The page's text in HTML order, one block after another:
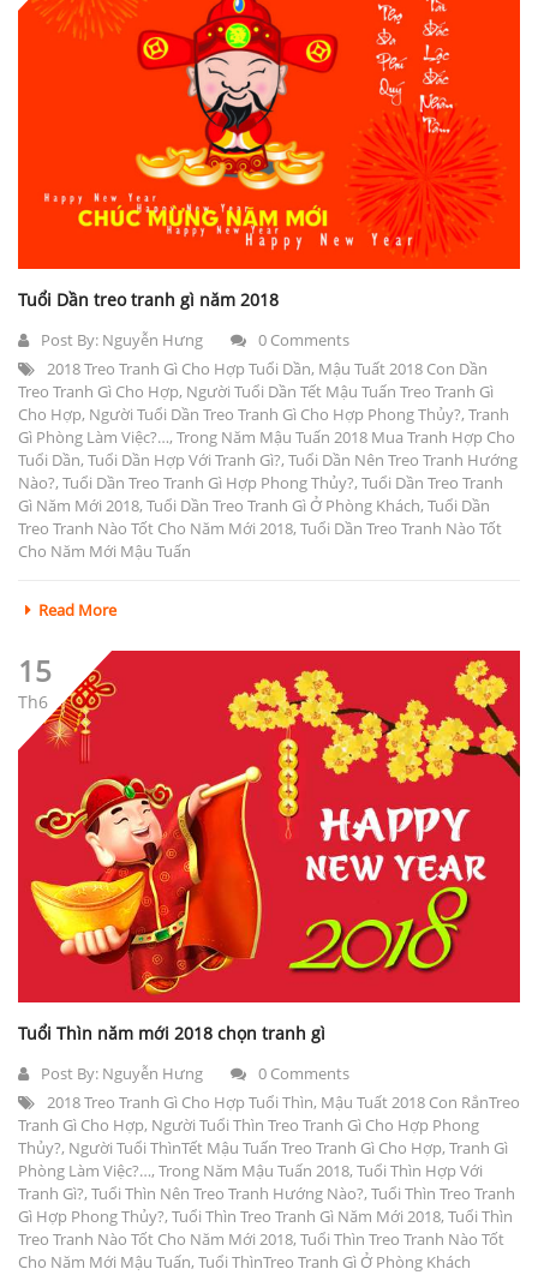
Tuổi Dần treo tranh gì năm 2018
Post By: Nguyễn Hưng
0 Comments
2018 Treo Tranh Gì Cho Hợp Tuổi Dần, Mậu Tuất 2018 Con Dần
Treo Tranh Gì Cho Hợp, Người Tuổi Dần Tết Mậu Tuấn Treo Tranh Gì
Cho Hợp, Người Tuổi Dần Treo Tranh Gì Cho Hợp Phong Thủy?, Tranh
Gì Phòng Làm Việc?…, Trong Năm Mậu Tuấn 2018 Mua Tranh Hợp Cho
Tuổi Dần, Tuổi Dần Hợp Với Tranh Gì?, Tuổi Dần Nên Treo Tranh Hướng
Nào?, Tuổi Dần Treo Tranh Gì Hợp Phong Thủy?, Tuổi Dần Treo Tranh
Gì Năm Mới 2018, Tuổi Dần Treo Tranh Gì Ở Phòng Khách, Tuổi Dần
Treo Tranh Nào Tốt Cho Năm Mới 2018, Tuổi Dần Treo Tranh Nào Tốt
Cho Năm Mới Mậu Tuấn
Read More
15
Th6
Tuổi Thìn năm mới 2018 chọn tranh gì
Post By: Nguyễn Hưng
0 Comments
2018 Treo Tranh Gì Cho Hợp Tuổi Thìn, Mậu Tuất 2018 Con RắnTreo
Tranh Gì Cho Hợp, Người Tuổi Thìn Treo Tranh Gì Cho Hợp Phong
Thủy?, Người Tuổi ThìnTết Mậu Tuấn Treo Tranh Gì Cho Hợp, Tranh Gì
Phòng Làm Việc?…, Trong Năm Mậu Tuấn 2018, Tuổi Thìn Hợp Với
Tranh Gì?, Tuổi Thìn Nên Treo Tranh Hướng Nào?, Tuổi Thìn Treo Tranh
Gì Hợp Phong Thủy?, Tuổi Thìn Treo Tranh Gì Năm Mới 2018, Tuổi Thìn
Treo Tranh Nào Tốt Cho Năm Mới 2018, Tuổi Thìn Treo Tranh Nào Tốt
Cho Năm Mới Mậu Tuấn, Tuổi ThìnTreo Tranh Gì Ở Phòng Khách